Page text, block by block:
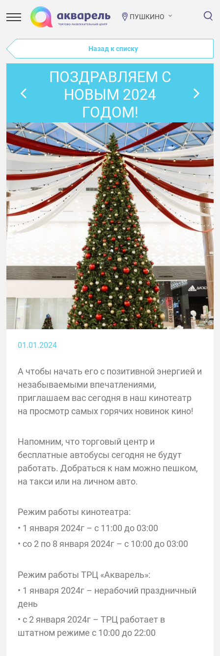
ПУШКИНО
Назад к списку
ПОЗДРАВЛЯЕМ С
НОВЫМ 2024
ГОДОМ!
01.01.2024
А чтобы начать его с позитивной энергией и
незабываемыми впечатлениями,
приглашаем вас сегодня в наш кинотеатр
на просмотр самых горячих новинок кино!
Напомним, что торговый центр и
бесплатные автобусы сегодня не будут
работать. Добраться к нам можно пешком,
на такси или на личном авто.
Режим работы кинотеатра:
• 1 января 2024г – с 11:00 до 03:00
• со 2 по 8 января 2024г – с 10:00 до 03:00
Режим работы ТРЦ «Акварель»:
• 1 января 2024г – нерабочий праздничный
день
• с 2 января 2024г – ТРЦ работает в
штатном режиме с 10:00 до 22:00